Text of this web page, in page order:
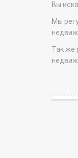
Вы
Мы
Так же